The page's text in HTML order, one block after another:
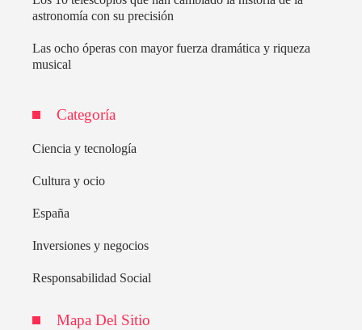
astronomía con su precisión
Las ocho óperas con mayor fuerza dramática y riqueza
musical
Categoría
Ciencia y tecnología
Cultura y ocio
España
Inversiones y negocios
Responsabilidad Social
Mapa Del Sitio